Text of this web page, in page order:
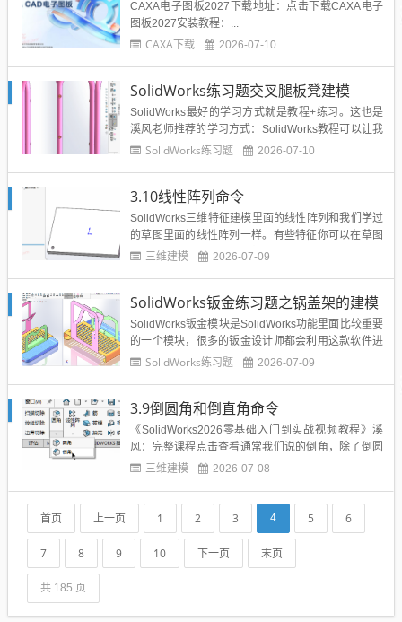
CAXA电子图板2027下载地址：点击下载CAXA电子
图板2027安装教程：...
CAXA下载 2026-07-10
SolidWorks练习题交叉腿板凳建模
SolidWorks最好的学习方式就是教程+练习。这也是
溪风老师推荐的学习方式：SolidWorks教程可以让我
们零基础尤其是初学者学到SolidWorks命令的使用，
习！Soli...
SolidWorks练习题 2026-07-10
3.10线性阵列命令
SolidWorks三维特征建模里面的线性阵列和我们学过
的草图里面的线性阵列一样。有些特征你可以在草图
里面阵列，也可以在三维特征这里阵列。通过案例讲
所示。我们点击线性阵列，左边是属性管理器，右边
是模...
三维建模 2026-07-09
SolidWorks钣金练习题之锅盖架的建模
SolidWorks钣金模块是SolidWorks功能里面比较重要
的一个模块，很多的钣金设计师都会利用这款软件进
行设计展开出图下料等操作，那么你会用钣金模块的
顺利完成。SolidWorks钣金练习题...
SolidWorks练习题 2026-07-09
3.9倒圆角和倒直角命令
《SolidWorks2026零基础入门到实战视频教程》溪
风：完整课程点击查看通常我们说的倒角，除了倒圆
角以外还有倒直角，SolidWorks里面叫倒角，如图所
是要引起重视。SolidWorks倒角...
三维建模 2026-07-08
首页 上一页 1 2 3 4 5 6
7 8 9 10 下一页 末页
共 185 页